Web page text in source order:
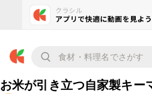
お米が引き立つ自家製キー